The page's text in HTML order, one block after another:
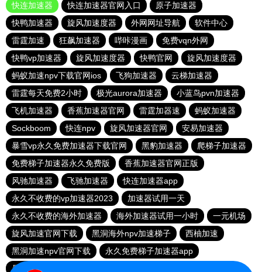
快连加速器
快连加速器官网入口
原子加速器
快鸭加速器
旋风加速度器 外网网址导航
软件中心
雷霆加速
狂飙加速器 哔咔漫画
免费vqn外网
快鸭vp加速器
旋风加速度器 快鸭官网
旋风加速度器
蚂蚁加速npv下载官网ios
飞狗加速器
云梯加速器
雷霆每天免费2小时
极光aurora加速器
小蓝鸟pvn加速器
飞机加速器
香蕉加速器官网 雷霆加器速
蚂蚁加速器
Sockboom
快连npv 旋风加速器官网
安易加速器
暴雪vp永久免费加速器下载官网
黑豹加速器
爬梯子加速器
免费梯子加速器永久免费版
香蕉加速器官网正版
风驰加速器
飞驰加速器
快连加速器app
永久不收费的vp加速器2023
加速器试用一天
永久不收费的海外加速器
海外加速器试用一小时
一元机场
旋风加速官网下载
黑洞海外npv加速梯子
西柚加速
黑洞加速npv官网下载
永久免费梯子加速器app
暴雪加速器